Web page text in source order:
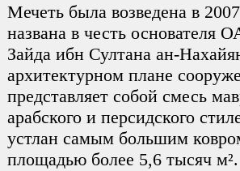
Мечеть была возведена в
названа в честь основателя
Зайда ибн Султана ан-
архитектурном плане
представляет собой смесь
арабского и персидского
устлан самым большим
площадью более 5,6 тысяч м².